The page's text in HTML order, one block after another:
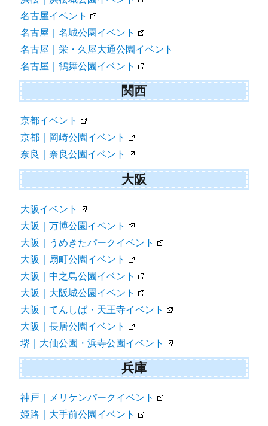
名古屋イベント
名古屋｜名城公園イベント
名古屋｜栄・久屋大通公園イベント
名古屋｜鶴舞公園イベント
関西
京都イベント
京都｜岡崎公園イベント
奈良｜奈良公園イベント
大阪
大阪イベント
大阪｜万博公園イベント
大阪｜うめきたパークイベント
大阪｜扇町公園イベント
大阪｜中之島公園イベント
大阪｜大阪城公園イベント
大阪｜てんしば・天王寺イベント
大阪｜長居公園イベント
堺｜大仙公園・浜寺公園イベント
兵庫
神戸｜メリケンパークイベント
姫路｜大手前公園イベント